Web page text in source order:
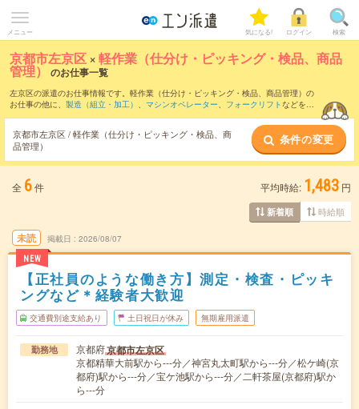
メニュー 気になる! ログイン 検索
京都市左京区 ×軽作業（仕分け・ピッキング・検品、商品
管理） のお仕事一覧
左京区の派遣のお仕事情報です。軽作業（仕分け・ピッキング・検品、商品管理）の
お仕事の他に、 製造（組立・加工） 、 マシンオペレーター、 フォークリフトなどを取
軽作業（仕分け・ピッキング・検品、商品
管理）のお仕事とは？とは？
京都市左京区 / 軽作業（仕分け・ピッキング・検品、商
品管理）
条件の変更
全 6件 平均時給: 1,483 円
新着順 時給順
未読
NEW
掲載日 2026/08/07
【正社員のような働き方】測定・検査・ピッキ
ングなど＊経験者大歓迎
交通費別途支給あり 土日祝日が休み 無期雇用派遣
勤務地 京都府京都市左京区
京都精華大前駅から---分／神宮丸太町駅から---分／松ケ崎(京
都府)駅から---分／宝ケ池駅から---分／二軒茶屋(京都府)駅か
ら---分